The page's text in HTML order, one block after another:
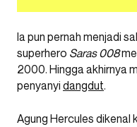
Ia pun pernah menjadi
superhero Saras 008
2000. Hingga akhirnya
penyanyi dangdut.
Agung Hercules dikenal